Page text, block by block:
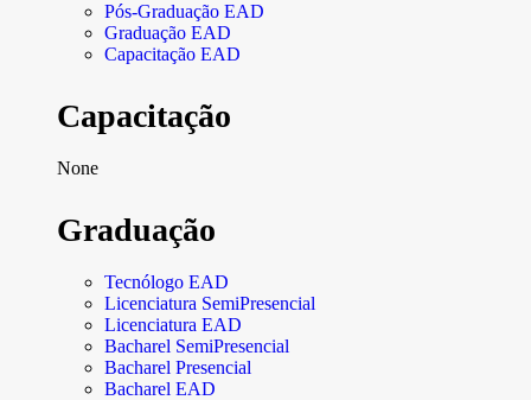
Pós-Graduação EAD
Graduação EAD
Capacitação EAD
Capacitação
None
Graduação
Tecnólogo EAD
Licenciatura SemiPresencial
Licenciatura EAD
Bacharel SemiPresencial
Bacharel Presencial
Bacharel EAD